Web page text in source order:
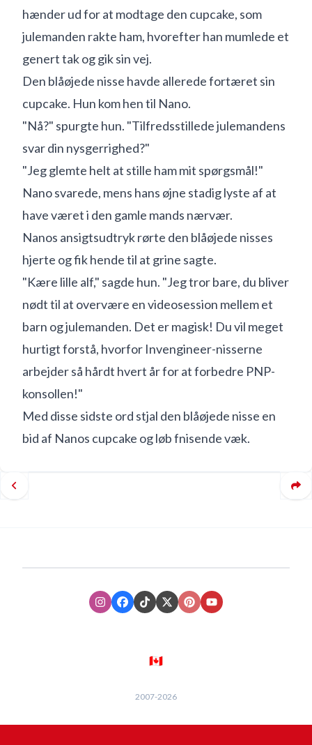
hænder ud for at modtage den cupcake, som
julemanden rakte ham, hvorefter han mumlede et
genert tak og gik sin vej.
Den blåøjede nisse havde allerede fortæret sin
cupcake. Hun kom hen til Nano.
"Nå?" spurgte hun. "Tilfredsstillede julemandens
svar din nysgerrighed?"
"Jeg glemte helt at stille ham mit spørgsmål!"
Nano svarede, mens hans øjne stadig lyste af at
have været i den gamle mands nærvær.
Nanos ansigtsudtryk rørte den blåøjede nisses
hjerte og fik hende til at grine sagte.
"Kære lille alf," sagde hun. "Jeg tror bare, du bliver
nødt til at overvære en videosession mellem et
barn og julemanden. Det er magisk! Du vil meget
hurtigt forstå, hvorfor Invengineer-nisserne
arbejder så hårdt hvert år for at forbedre PNP-
konsollen!"
Med disse sidste ord stjal den blåøjede nisse en
bid af Nanos cupcake og løb fnisende væk.
InstagramFacebook
TikTokXTwitter
PinterestYoutube
🇨🇦
2007-2026